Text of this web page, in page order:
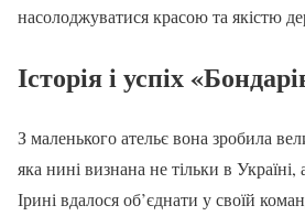
насолоджуватися красою та якістю
Історія і успіх
З маленького ательє вона зробила
яка нині визнана не тільки в Україні,
Ірині вдалося об’єднати у своїй